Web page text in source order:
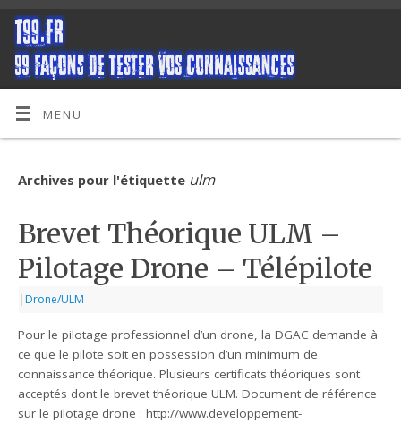
MENU
Archives pour l'étiquette ulm
Brevet Théorique ULM –
Pilotage Drone – Télépilote
| Drone/ULM
Pour le pilotage professionnel d’un drone, la DGAC demande à
ce que le pilote soit en possession d’un minimum de
connaissance théorique. Plusieurs certificats théoriques sont
acceptés dont le brevet théorique ULM. Document de référence
sur le pilotage drone : http://www.developpement-